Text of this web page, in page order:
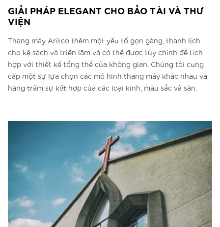
GIẢI PHÁP ELEGANT CHO BẢO TÀI VÀ THƯ
VIỆN
Thang máy Aritco thêm một yếu tố gọn gàng, thanh lịch
cho kệ sách và triển lãm và có thể được tùy chỉnh để tích
hợp với thiết kế tổng thể của không gian. Chúng tôi cung
cấp một sự lựa chọn các mô hình thang máy khác nhau và
hàng trăm sự kết hợp của các loại kính, màu sắc và sàn.